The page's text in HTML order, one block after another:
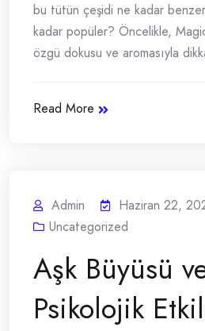
bu tütün çeşidi ne kadar
kadar popüler? Öncelikle,
özgü dokusu ve aromasıyla
Read More
Admin
Haziran 22,
Uncategorized
Aşk Büyüsü
Psikolojik